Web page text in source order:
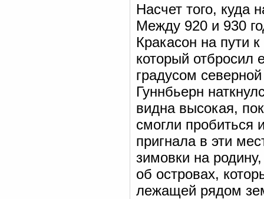
Насчет того, куда
Между 920 и 930
Кракасон на пути
который отбросил
градусом
Гуннбьерн
видна высокая,
смогли пробиться
пригнала в эти
зимовки на
об островах,
лежащей рядом